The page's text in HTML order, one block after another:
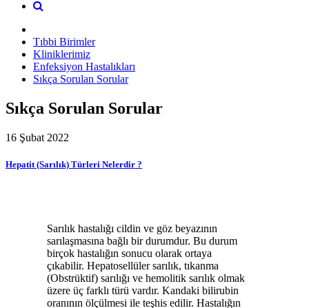
Tıbbi Birimler
Kliniklerimiz
Enfeksiyon Hastalıkları
Sıkça Sorulan Sorular
Sıkça Sorulan Sorular
16 Şubat 2022
Hepatit (Sarılık) Türleri Nelerdir ?
Sarılık hastalığı cildin ve göz beyazının
sarılaşmasına bağlı bir durumdur. Bu durum
birçok hastalığın sonucu olarak ortaya
çıkabilir. Hepatosellüler sarılık, tıkanma
(Obstrüktif) sarılığı ve hemolitik sarılık olmak
üzere üç farklı türü vardır. Kandaki bilirubin
oranının ölçülmesi ile teşhis edilir. Hastalığın